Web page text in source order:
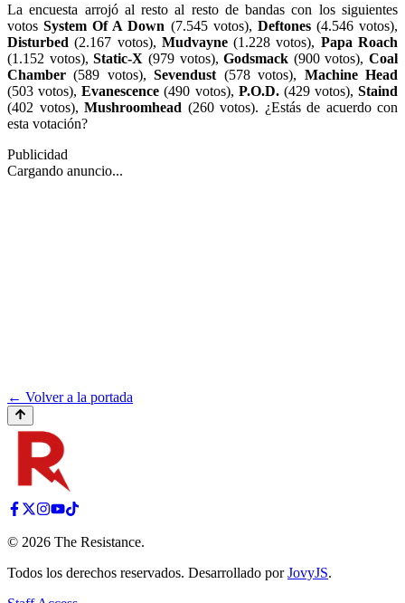
La encuesta arrojó al resto al resto de bandas con los siguientes
votos System Of A Down (7.545 votos), Deftones(4.546 votos),
Disturbed (2.167 votos), Mudvayne(1.228 votos), Papa Roach
(1.152 votos),Static-X (979 votos),Godsmack (900 votos), Coal
Chamber (589 votos),Sevendust (578 votos), Machine Head
(503 votos),Evanescence(490 votos), P.O.D.(429 votos), Staind
(402 votos), Mushroomhead (260 votos). ¿Estás de acuerdo con
esta votación?
Publicidad
Cargando anuncio...
← Volver a la portada
© 2026 The Resistance.
Todos los derechos reservados. Desarrollado por JovyJS.